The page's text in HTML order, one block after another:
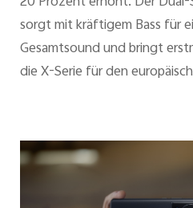
sorgt mit kräftigem Bass für
Gesamtsound und bringt
die X-Serie für den